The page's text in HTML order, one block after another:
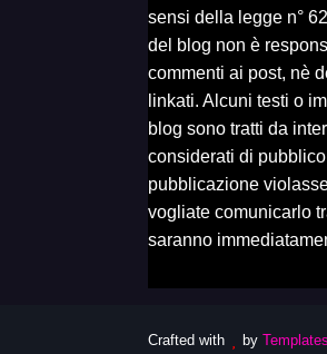
sensi della legge n°
del blog non è
commenti ai post, nè
linkati. Alcuni testi o
blog sono tratti da
considerati di
pubblicazione
vogliate comunicarlo
saranno
Crafted with by